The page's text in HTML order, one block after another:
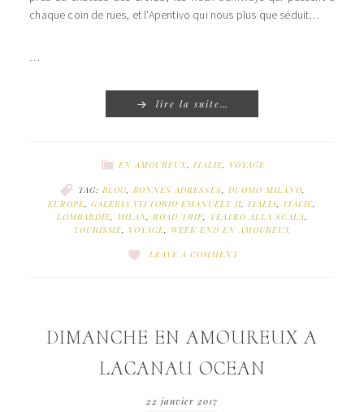
chaque coin de rues, et l’Aperitivo qui nous plus que séduit…
…
lire la suite…
EN AMOUREUX, ITALIE, VOYAGE
TAG: BLOG, BONNES ADRESSES, DUOMO MILANO,
EUROPE, GALERIA VITTORIO EMANUELE II, ITALIA, ITALIE,
LOMBARDIE, MILAN, ROAD TRIP, TEATRO ALLA SCALA,
TOURISME, VOYAGE, WEEK END EN AMOUREUX
LEAVE A COMMENT
DIMANCHE EN AMOUREUX A
LACANAU OCEAN
22 janvier 2017